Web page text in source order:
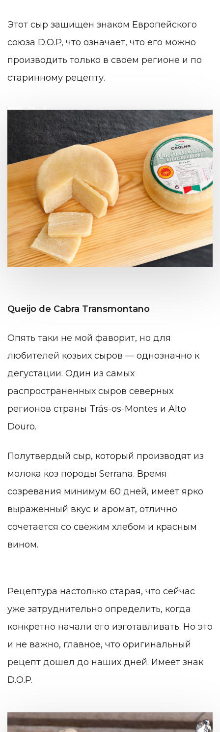
Этот сыр защищен знаком Европейского
союза D.O.P, что означает, что его можно
производить только в своем регионе и по
старинному рецепту.
Queijo de Cabra Transmontano
Опять таки не мой фаворит, но для
любителей козьих сыров — однозначно к
дегустации. Один из самых
распространенных сыров северных
регионов страны Trás-os-Montes и Alto
Douro.
Полутвердый сыр, который производят из
молока коз породы Serrana. Время
созревания минимум 60 дней, имеет ярко
выраженный вкус и аромат, отлично
сочетается со свежим хлебом и красным
вином.
Рецептура настолько старая, что сейчас
уже затруднительно определить, когда
конкретно начали его изготавливать. Но это
и не важно, главное, что оригинальный
рецепт дошел до наших дней. Имеет знак
D.O.P.